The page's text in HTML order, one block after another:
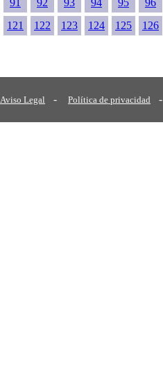
91
92 93 94 95 96
121
122 123 124 125 126
Aviso Legal - Política de privacidad -